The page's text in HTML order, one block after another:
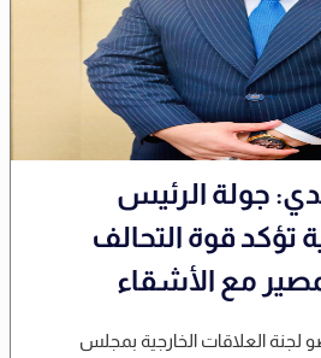
جولة الرئيس
تؤكد قوة التحالف
مع الأشقاء
لجنة العلاقات الخارجية بمجلس